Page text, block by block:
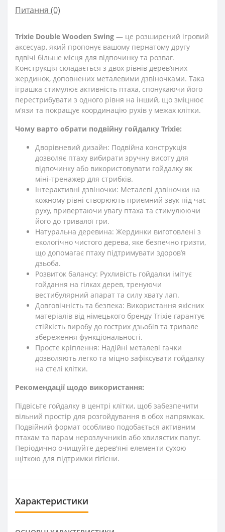
Питання (0)
Trixie Double Wooden Swing — це розширений ігровий
аксесуар, який пропонує вашому пернатому другу
вдвічі більше місця для відпочинку та розваг.
Конструкція складається з двох рівнів дерев’яних
жердинок, доповнених металевими дзвіночками. Така
іграшка стимулює активність птаха, спонукаючи його
перестрибувати з одного рівня на інший, що зміцнює
м'язи та покращує координацію рухів у межах клітки.
Чому варто обрати подвійну гойдалку Trixie:
Дворівневий дизайн: Подвійна конструкція
дозволяє птаху вибирати зручну висоту для
відпочинку або використовувати гойдалку як
міні-тренажер для стрибків.
Інтерактивні дзвіночки: Металеві дзвіночки на
кожному рівні створюють приємний звук під час
руху, привертаючи увагу птаха та стимулюючи
його до тривалої гри.
Натуральна деревина: Жердинки виготовлені з
екологічно чистого дерева, яке безпечно гризти,
що допомагає птаху підтримувати здоров’я
дзьоба.
Розвиток балансу: Рухливість гойдалки імітує
гойдання на гілках дерев, тренуючи
вестибулярний апарат та силу хвату лап.
Довговічність та безпека: Використання якісних
матеріалів від німецького бренду Trixie гарантує
стійкість виробу до гострих дзьобів та тривале
збереження функціональності.
Просте кріплення: Надійні металеві гачки
дозволяють легко та міцно зафіксувати гойдалку
на стелі клітки.
Рекомендації щодо використання:
Підвісьте гойдалку в центрі клітки, щоб забезпечити
вільний простір для розгойдування в обох напрямках.
Подвійний формат особливо подобається активним
птахам та парам нерозлучників або хвилястих папуг.
Періодично очищуйте дерев'яні елементи сухою
щіткою для підтримки гігієни.
Характеристики